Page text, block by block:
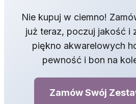
Nie kupuj w ciemno!
już teraz, poczuj jakość i
piękno akwarelowych
pewność i bon na
Zamów Swój